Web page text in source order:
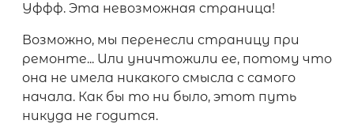
Уффф. Эта невозможная страница!
Возможно, мы перенесли страницу при
ремонте... Или уничтожили ее, потому что
она не имела никакого смысла с самого
начала. Как бы то ни было, этот путь
никуда не годится.